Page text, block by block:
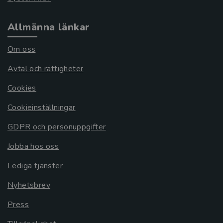
Allmänna länkar
Om oss
Avtal och rättigheter
Cookies
Cookieinställningar
GDPR och personuppgifter
Jobba hos oss
Lediga tjänster
Nyhetsbrev
Press